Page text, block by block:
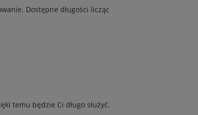
Dostępne długości licząc
temu będzie Ci długo służyć.